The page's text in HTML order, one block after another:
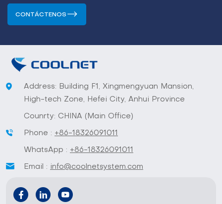
CONTÁCTENOS
Address: Building F1, Xingmengyuan Mansion,
High-tech Zone, Hefei City, Anhui Province
Counrty: CHINA (Main Office)
Phone : +86-18326091011
WhatsApp : +86-18326091011
Email : info@coolnetsystem.com